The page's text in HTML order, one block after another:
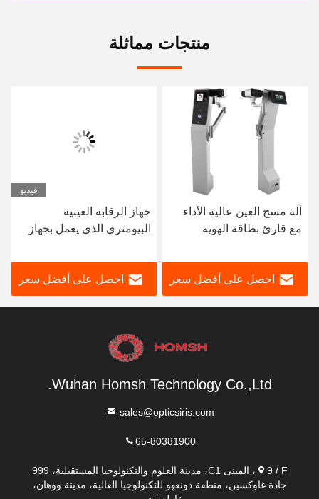
منتجات مماثلة
آلة مسح العين عالية الأداء
مع قارئ بطاقة الهوية
احصل على أفضل سعر
فيديو
جهاز الرقابة العينية
البيومتري الذي يعمل بجهاز
البيومتري
احصل على أفضل سعر
Wuhan Homsh Technology Co.,Ltd.
sales@opticsiris.com
65-80381900
9 / F، المبنى C1، مدينة العلوم والتكنولوجيا المستقبلية، 999
جادة غاوكسين، منطقة دونغهو للتكنولوجيا العالية، مدينة ووهان،